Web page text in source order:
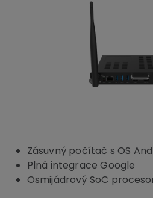
Zásuvný počítač s OS
Plná integrace Google
Osmijádrový SoC